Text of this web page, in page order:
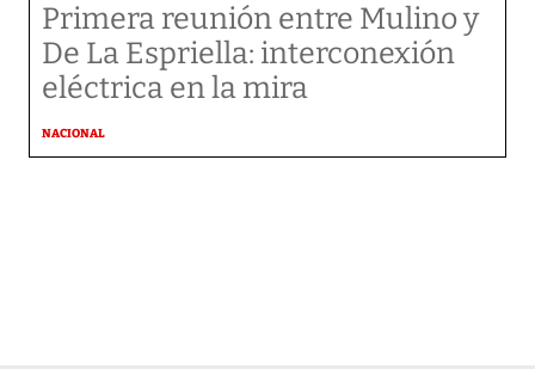
Primera reunión entre Mulino y
De La Espriella: interconexión
eléctrica en la mira
NACIONAL